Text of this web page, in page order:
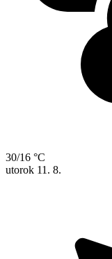
30/16 °C
utorok 11. 8.